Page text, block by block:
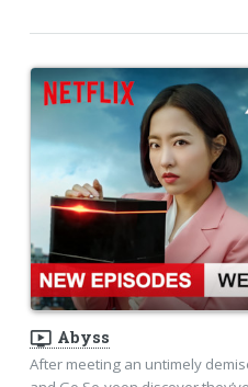
ondemand_video Abyss
After meeting an untimely